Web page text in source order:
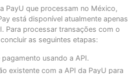
: "2022/12",
: {
:
PayU que processam no México,
está disponível atualmente apenas
Para processar transações com o
as seguintes etapas:
usando a API.
existente com a API da PayU para